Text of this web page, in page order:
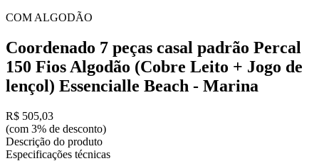
COM ALGODÃO
Coordenado 7 peças casal padrão Percal
150 Fios Algodão (Cobre Leito + Jogo de
lençol) Essencialle Beach - Marina
R$ 505,03
(com 3% de desconto)
Descrição do produto
Especificações técnicas